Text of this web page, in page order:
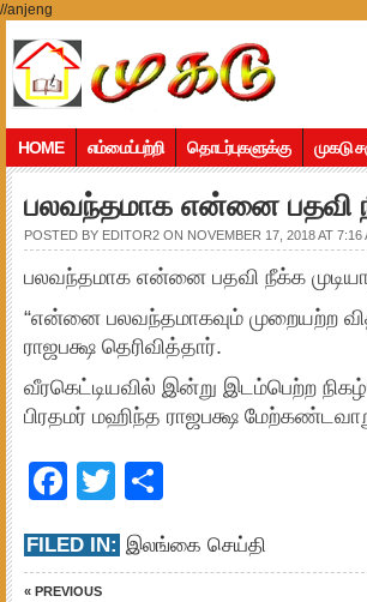
//anjeng
HOME எம்மைப்பற்றி தொடர்புகளுக்கு முகடு
பலவந்தமாக என்னை பதவி
POSTED BY EDITOR2 ON NOVEMBER 17, 2018 AT 7:16
பலவந்தமாக என்னை பதவி நீக்க
“என்னை பலவந்தமாகவும் முறையற்ற
ராஜபக்ஷ தெரிவித்தார்.
வீரகெட்டியவில் இன்று இடம்பெற்ற
பிரதமர் மஹிந்த ராஜபக்ஷ
Facebook
Twitter
FILED IN: இலங்கை செய்தி
« PREVIOUS